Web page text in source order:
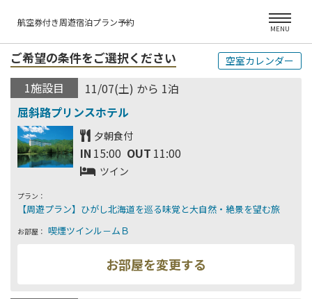
航空券付き周遊宿泊プラン予約
MENU
ご希望の条件をご選択ください 空室カレンダー
1施設目 11/07(土) から 1泊
夕朝食付
IN 15:00 OUT 11:00
ツイン
プラン：
お部屋：